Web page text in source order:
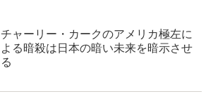
チャーリー・カークのアメリカ極左に
よる暗殺は日本の暗い未来を暗示させ
る